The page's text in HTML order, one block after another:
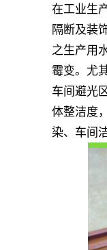
在工业生
隔断及装
之生产用
霉变。尤
车间避光
体整洁度
染、车间